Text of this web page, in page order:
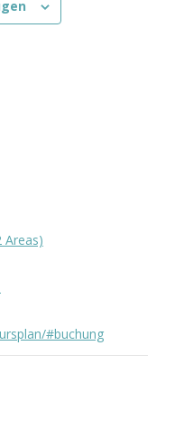
Areas)
#buchung